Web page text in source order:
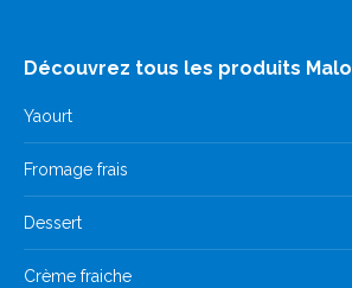
Découvrez tous les produits Malo
Yaourt
Fromage frais
Dessert
Crème fraiche